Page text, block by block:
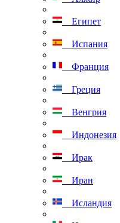
Египет
Испания
Франция
Греция
Венгрия
Индонезия
Ирак
Иран
Исландия